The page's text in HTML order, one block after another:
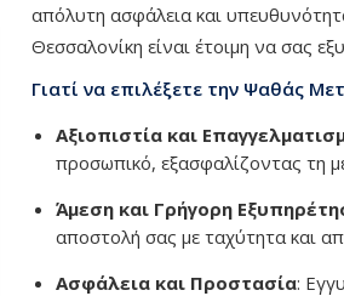
απόλυτη ασφάλεια και
Θεσσαλονίκη είναι έτοιμη να σας
Γιατί να επιλέξετε την Ψαθάς
Αξιοπιστία και
προσωπικό, εξασφαλίζοντας τη
Άμεση και Γρήγορη
αποστολή σας με ταχύτητα και
Ασφάλεια και Προστασία: